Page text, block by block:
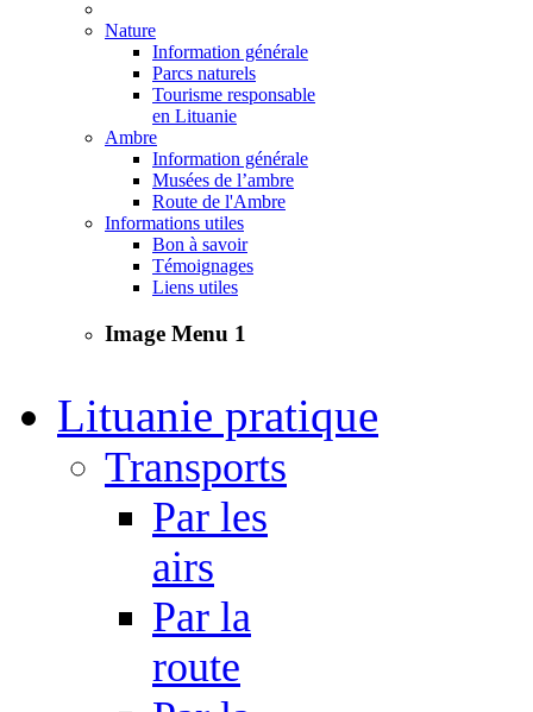
Nature
Information générale
Parcs naturels
Tourisme responsable
en Lituanie
Ambre
Information générale
Musées de l’ambre
Route de l'Ambre
Informations utiles
Bon à savoir
Témoignages
Liens utiles
Image Menu 1
Lituanie pratique
Transports
Par les
airs
Par la
route